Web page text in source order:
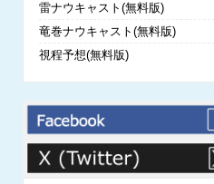
雷ナウキャスト(無料版)
竜巻ナウキャスト(無料版)
視程予想(無料版)